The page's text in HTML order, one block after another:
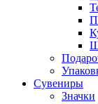
Сувениры
Значки